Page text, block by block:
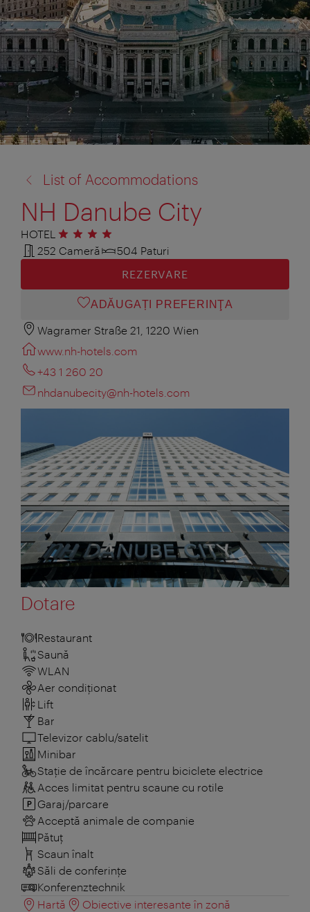
la:
List of Accommodations
NH Danube City
HOTEL 4 stele
252 Cameră
504 Paturi
REZERVARE
ADĂUGAȚI PREFERINŢA
Wagramer Straße 21, 1220 Wien
www.nh-hotels.com
+43 1 260 20
nhdanubecity@nh-hotels.com
Dotare
Restaurant
Saună
WLAN
Aer condiționat
Lift
Bar
Televizor cablu/satelit
Minibar
Stație de încărcare pentru biciclete electrice
Acces limitat pentru scaune cu rotile
Garaj/parcare
Acceptă animale de companie
Pătuţ
Scaun înalt
Săli de conferințe
Konferenztechnik
Hartă
Obiective interesante în zonă